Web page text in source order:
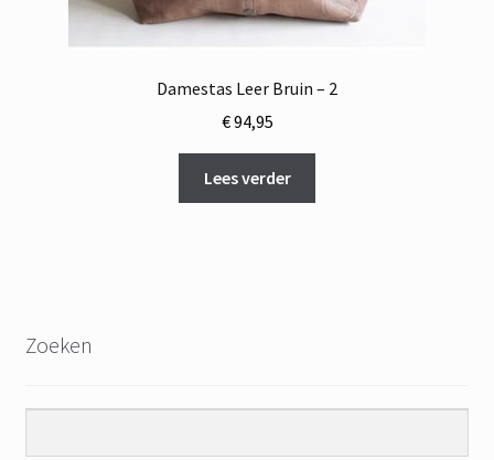
Damestas Leer Bruin – 2
€94,95
Lees verder
Zoeken